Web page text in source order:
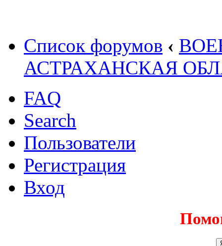
Список форумов ‹
АСТРАХАНСКАЯ
FAQ
Search
Пользователи
Регистрация
Вход